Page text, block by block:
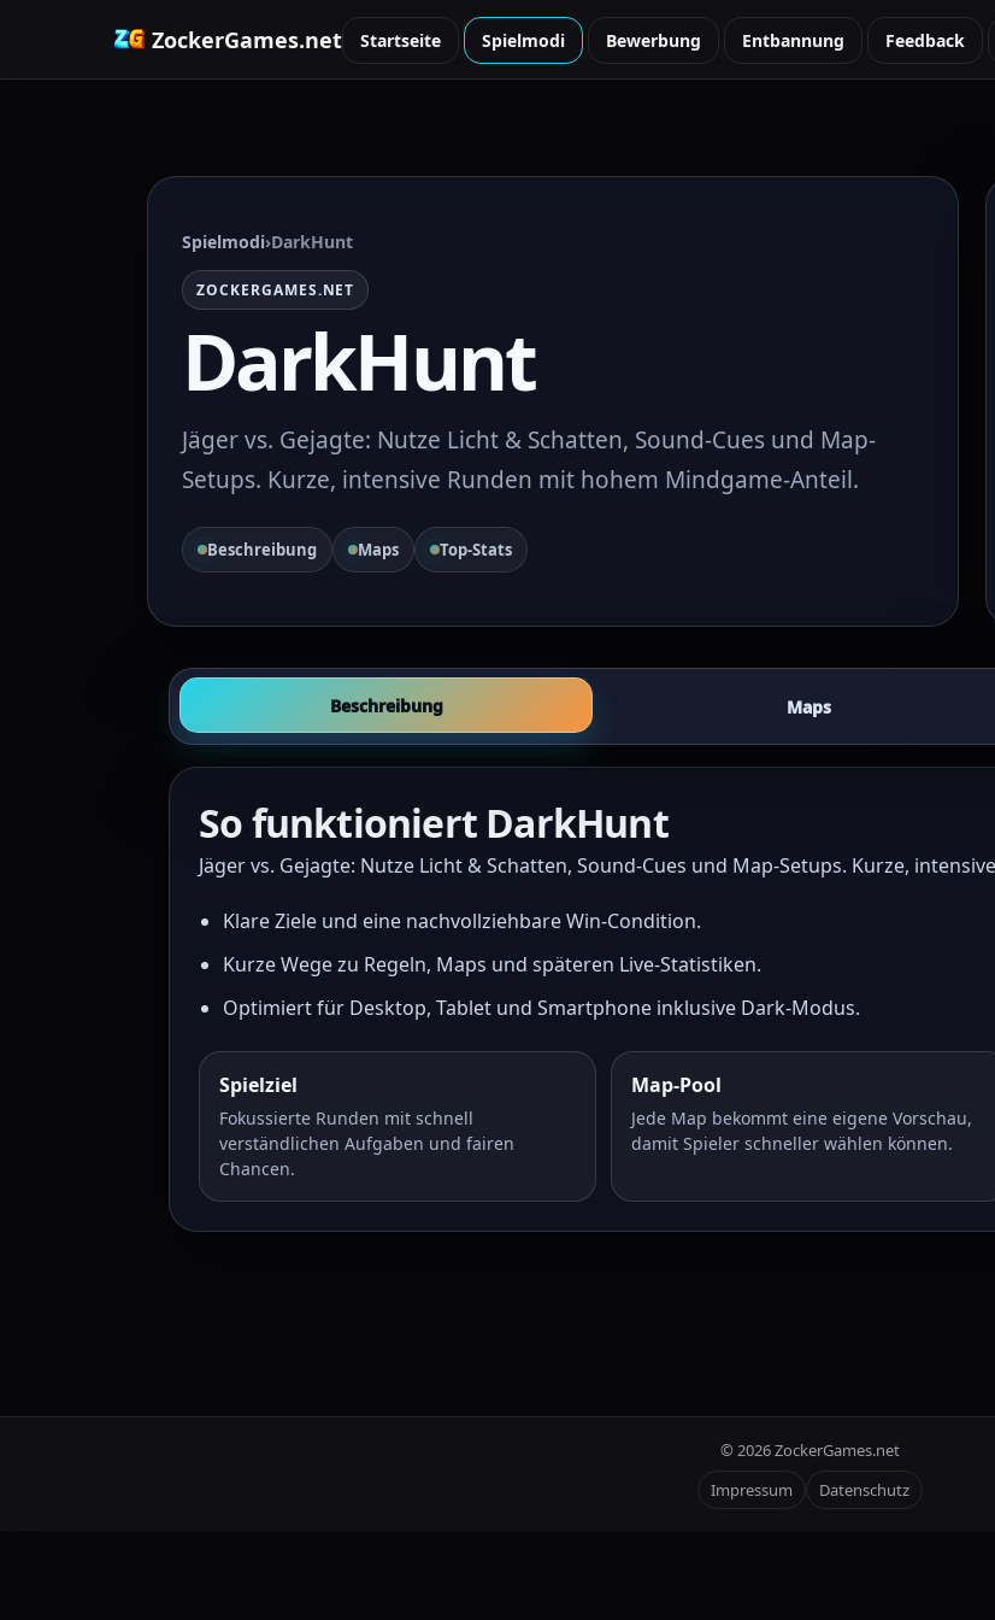
ZockerGames.net Startseite Spielmodi Bewerbung Entbannung Feedback
Spielmodi›DarkHunt
ZOCKERGAMES.NET
DarkHunt
Jäger vs. Gejagte: Nutze Licht & Schatten, Sound-Cues und Map-
Setups. Kurze, intensive Runden mit hohem Mindgame-Anteil.
Beschreibung Maps Top-Stats
Beschreibung Maps
So funktioniert DarkHunt
Jäger vs. Gejagte: Nutze Licht & Schatten, Sound-Cues und Map-Setups. Kurze,
Klare Ziele und eine nachvollziehbare Win-Condition.
Kurze Wege zu Regeln, Maps und späteren Live-Statistiken.
Optimiert für Desktop, Tablet und Smartphone inklusive Dark-Modus.
Spielziel
Fokussierte Runden mit schnell
verständlichen Aufgaben und fairen
Chancen.
Map-Pool
Jede Map bekommt eine eigene Vorschau,
damit Spieler schneller wählen können.
© 2026ZockerGames.net
Impressum
Datenschutz